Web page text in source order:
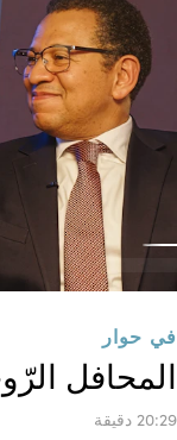
في حوار
المحافل
20:29 دقيقة